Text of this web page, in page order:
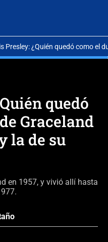
Presley: ¿Quién quedó como el
quedó
Graceland
la de su
en 1957, y vivió allí hasta